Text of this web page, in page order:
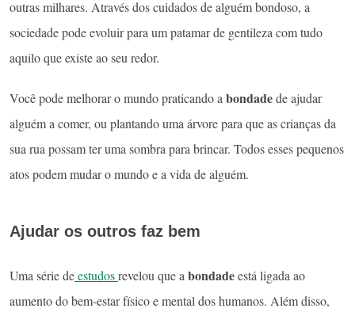
outras milhares. Através dos cuidados de alguém bondoso, a
sociedade pode evoluir para um patamar de gentileza com tudo
aquilo que existe ao seu redor.
Você pode melhorar o mundo praticando abondadede ajudar
alguém a comer, ou plantando uma árvore para que as crianças da
sua rua possam ter uma sombra para brincar. Todos esses pequenos
atos podem mudar o mundo e a vida de alguém.
Ajudar os outros faz bem
Uma série deestudosrevelou que abondadeestá ligada ao
aumento do bem-estar físico e mental dos humanos. Além disso,